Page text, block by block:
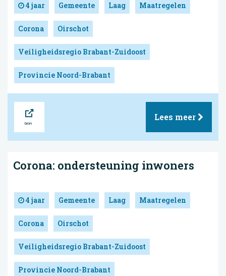
4 jaar Gemeente Laag Maatregelen
Corona Oirschot
Veiligheidsregio Brabant-Zuidoost
Provincie Noord-Brabant
Lees meer
Corona: ondersteuning inwoners
4 jaar Gemeente Laag Maatregelen
Corona Oirschot
Veiligheidsregio Brabant-Zuidoost
Provincie Noord-Brabant